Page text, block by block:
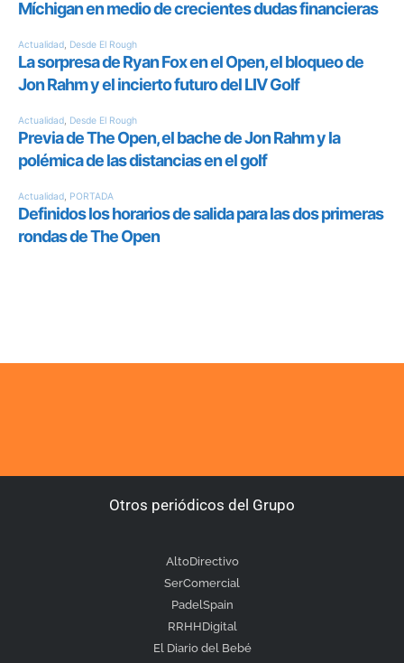
Otros periódicos del Grupo
AltoDirectivo
SerComercial
PadelSpain
RRHHDigital
El Diario del Bebé